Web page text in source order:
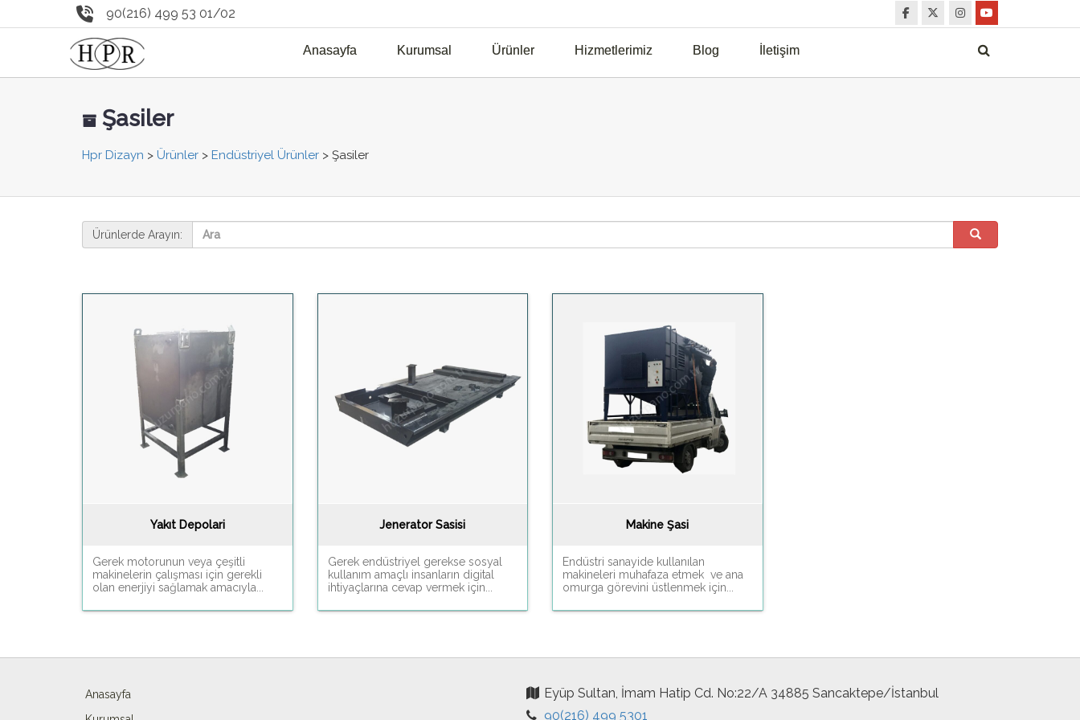
90(216) 499 53 01/02
Anasayfa Kurumsal Ürünler Hizmetlerimiz Blog İletişim
Şasiler
Hpr Dizayn > Ürünler > Endüstriyel Ürünler > Şasiler
Ürünlerde Arayın:
Yakıt Depolari
Gerek motorunun veya çeşitli
makinelerin çalışması için gerekli
olan enerjiyi sağlamak amacıyla...
Jenerator Sasisi
Gerek endüstriyel gerekse sosyal
kullanım amaçlı insanların digital
ihtiyaçlarına cevap vermek için...
Makine Şasi
Endüstri sanayide kullanılan
makineleri muhafaza etmek ve ana
omurga görevini üstlenmek için...
Anasayfa
Eyüp Sultan, İmam Hatip Cd. No:22/A 34885 Sancaktepe/İstanbul
90(216) 499 5301